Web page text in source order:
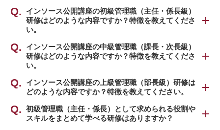
インソースでは、求められる役割に応じて管理職の
階層をさらに細分化して、下記のように区分して考
えております。
・初級管理職（主任・係長級）
・中級管理職（課長・次長級）
・上級管理職（部長級）
それぞれの階層にとって最適な役割認識の研修に加
え、管理職として一貫して必要な共通スキル系の研
修など、部下・後輩指導から組織づくりまで幅広い
インソース公開講座の初級管理職（主任・係長級）
研修はどのような内容ですか？特徴を教えてくださ
い。
弊社公開講座の初級管理職（主任・係長級）研修
は、
「プレイヤーからマネージャーへ意識転換し、チー
ムをまとめ、部下一人ひとりを育成しつつ、成果を
あげる」
をテーマとして、幅広い内容のプログラムをご用意
しております。
インソース公開講座の中級管理職（課長・次長級）
研修はどのような内容ですか？特徴を教えてくださ
い。
弊社公開講座の中級管理職（課長・次長級）研修
は、
「経営陣のビジョン・方針をどのように実現するか
を考え、課のミッションとして実行する」
インソース公開講座の上級管理職（部長級）研修は
どのような内容ですか？特徴を教えてください。
弊社公開講座の上級管理職（部長級）研修は、
「経営判断をサポートする役割を担い、現場に方針
初級管理職（主任・係長）として求められる役割や
スキルをまとめて学べる研修はありますか？